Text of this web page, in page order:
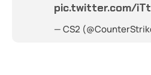
pic.twitter.com/
— CS2